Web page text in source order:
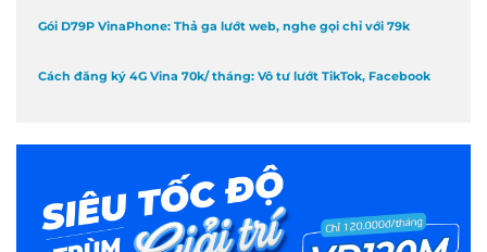
Gói D79P VinaPhone: Thả ga lướt web, nghe gọi chỉ với 79k
Cách đăng ký 4G Vina 70k/ tháng: Vô tư lướt TikTok, Facebook